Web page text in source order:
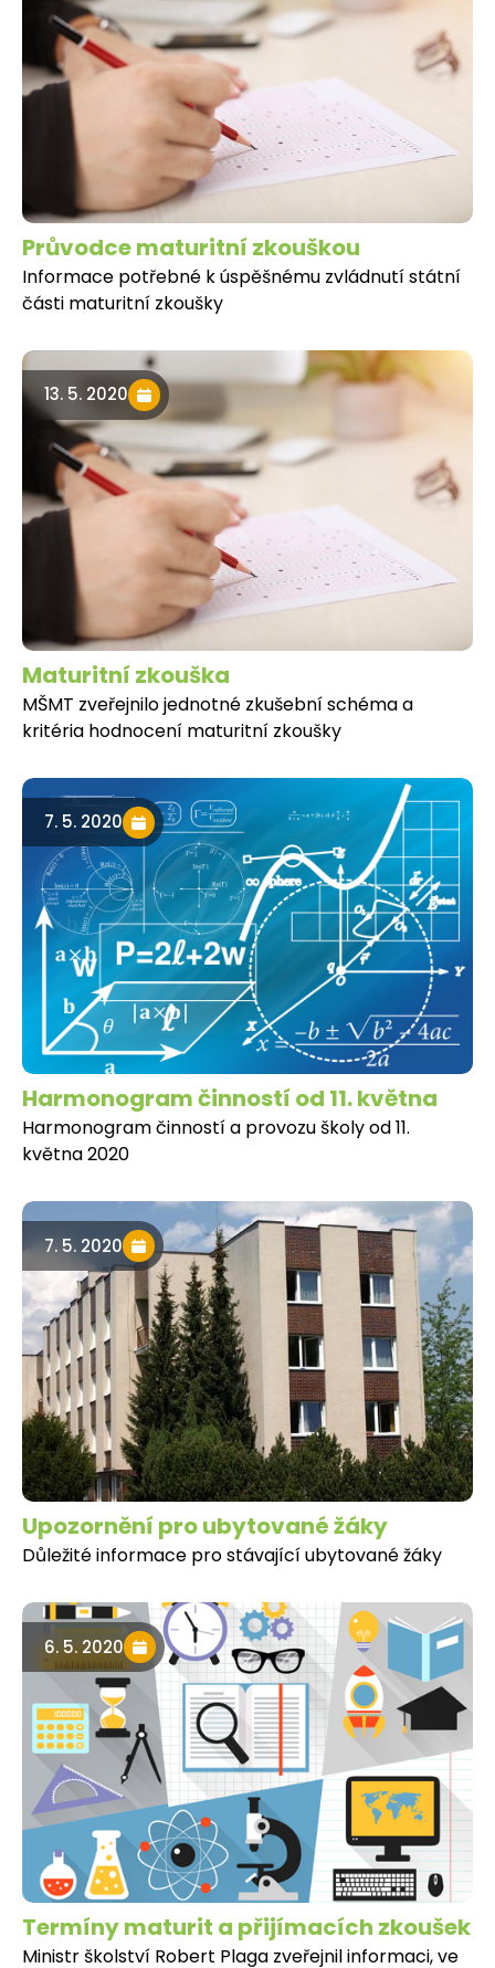
Průvodce maturitní zkouškou
Informace potřebné k úspěšnému zvládnutí státní
části maturitní zkoušky
13. 5. 2020
Maturitní zkouška
MŠMT zveřejnilo jednotné zkušební schéma a
kritéria hodnocení maturitní zkoušky
7. 5. 2020
Harmonogram činností od 11. května
Harmonogram činností a provozu školy od 11.
května 2020
7. 5. 2020
Upozornění pro ubytované žáky
Důležité informace pro stávající ubytované žáky
6. 5. 2020
Termíny maturit a přijímacích zkoušek
Ministr školství Robert Plaga zveřejnil informaci, ve